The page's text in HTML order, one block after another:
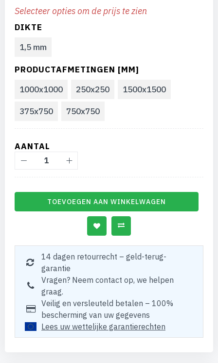
Selecteer opties om de prijs te zien
DIKTE
1,5 mm
PRODUCTAFMETINGEN [MM]
1000x1000
250x250 1500x1500
375x750 750x750
AANTAL
TOEVOEGEN AAN WINKELWAGEN
14 dagen retourrecht – geld-terug-
garantie
Vragen? Neem contact op, we helpen
graag.
Veilig en versleuteld betalen – 100%
bescherming van uw gegevens
Lees uw wettelijke garantierechten